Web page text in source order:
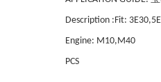
Description :Fit:
Engine: M10,M40
PCS